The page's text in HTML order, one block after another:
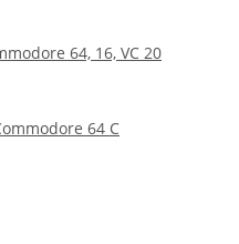
64, 16, VC 20